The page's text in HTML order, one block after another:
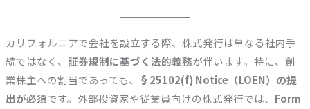
カリフォルニアで会社を設立する際、株式発行は単なる社内手
続ではなく、 証券規制に基づく法的義務が伴います。特に、創
業株主への割当であっても、
§25102(f) Notice（LOEN）の提
出が必須です。外部投資家や従業員向けの株式発行では、 Form